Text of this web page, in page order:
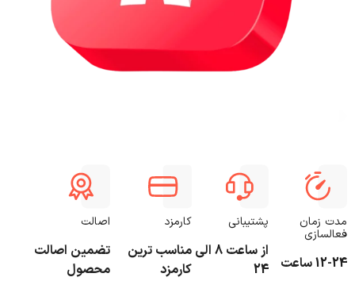
مدت زمان
فعالسازی
12-24 ساعت
پشتیبانی
از ساعت 8 الی
24
کارمزد
مناسب ترین
کارمزد
اصالت
تضمین اصالت
محصول